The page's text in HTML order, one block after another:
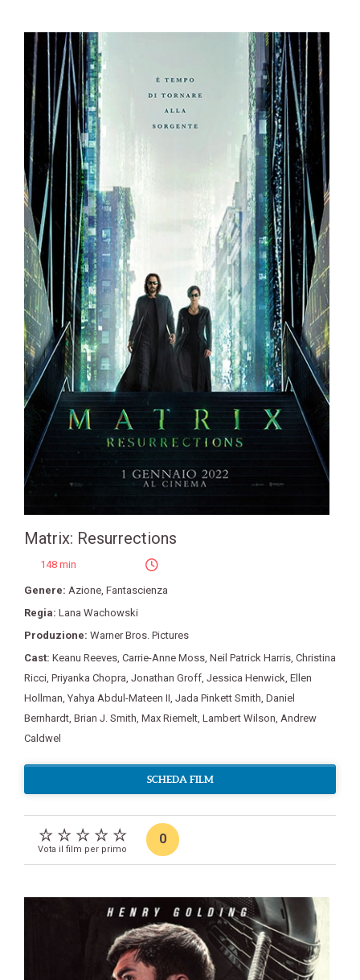
Matrix: Resurrections
148 min
Genere: Azione Fantascienza
Regia: Lana Wachowski
Produzione: Warner Bros. Pictures
Cast: Keanu Reeves Carrie-Anne Moss Neil Patrick Harris Christina
Ricci Priyanka Chopra Jonathan Groff Jessica Henwick Ellen
Hollman Yahya Abdul-Mateen II Jada Pinkett Smith Daniel
Bernhardt Brian J. Smith Max Riemelt Lambert Wilson Andrew
Caldwel
SCHEDA FILM
Vota il film per primo
0